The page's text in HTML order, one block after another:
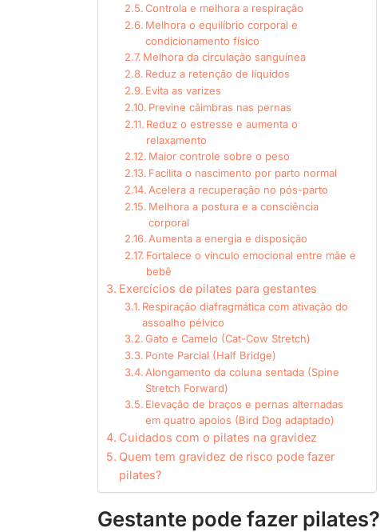
Controla e melhora a respiração
Melhora o equilíbrio corporal e
condicionamento físico
Melhora da circulação sanguínea
Reduz a retenção de líquidos
Evita as varizes
Previne cãimbras nas pernas
Reduz o estresse e aumenta o
relaxamento
Maior controle sobre o peso
Facilita o nascimento por parto normal
Acelera a recuperação no pós-parto
Melhora a postura e a consciência
corporal
Aumenta a energia e disposição
Fortalece o vínculo emocional entre mãe e
bebê
Exercícios de pilates para gestantes
Respiração diafragmática com ativação do
assoalho pélvico
Gato e Camelo (Cat-Cow Stretch)
Ponte Parcial (Half Bridge)
Alongamento da coluna sentada (Spine
Stretch Forward)
Elevação de braços e pernas alternadas
em quatro apoios (Bird Dog adaptado)
Cuidados com o pilates na gravidez
Quem tem gravidez de risco pode fazer
pilates?
Gestante pode fazer pilates?